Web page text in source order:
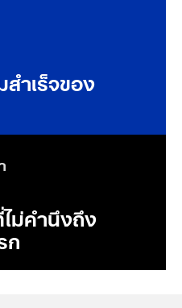
สำเร็จของ
ม่คำนึงถึง
ก